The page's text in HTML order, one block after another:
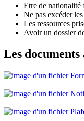
Etre de nationalité
Ne pas excéder
Les ressources
Avoir un dossier
Les